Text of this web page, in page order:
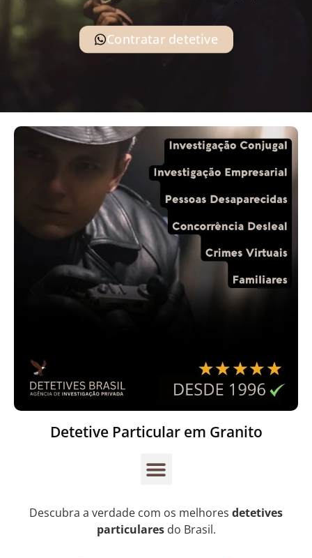
Contratar detetive
Detetive Particular em Granito
Descubra a verdade com os melhores detetives
particularesdo Brasil.